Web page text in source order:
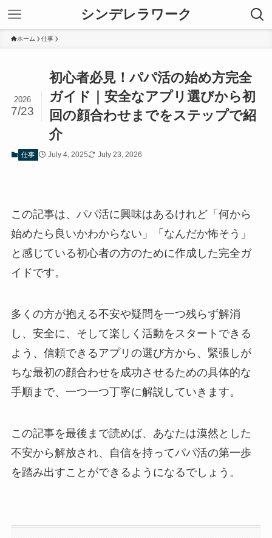
シンデレラワーク
ホーム 仕事
初心者必見！パパ活の始め方完全
ガイド｜安全なアプリ選びから初
回の顔合わせまでをステップで紹
介
2026
7/23
仕事 July 4, 2025 July 23, 2026
この記事は、パパ活に興味はあるけれど「何から
始めたら良いかわからない」「なんだか怖そう」
と感じている初心者の方のために作成した完全ガ
イドです。
多くの方が抱える不安や疑問を一つ残らず解消
し、安全に、そして楽しく活動をスタートできる
よう、信頼できるアプリの選び方から、緊張しが
ちな最初の顔合わせを成功させるための具体的な
手順まで、一つ一つ丁寧に解説していきます。
この記事を最後まで読めば、あなたは漠然とした
不安から解放され、自信を持ってパパ活の第一歩
を踏み出すことができるようになるでしょう。